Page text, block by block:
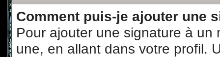
Comment puis-je ajouter une
Pour ajouter une signature à
une, en allant dans votre profil.